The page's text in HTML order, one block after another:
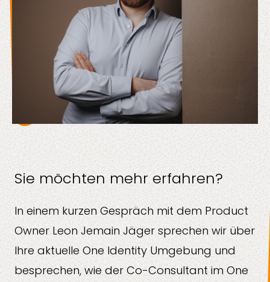
Sie möchten mehr erfahren?
In einem kurzen Gespräch mit dem Product
Owner Leon Jemain Jäger sprechen wir über
Ihre aktuelle One Identity Umgebung und
besprechen, wie der Co-Consultant im One